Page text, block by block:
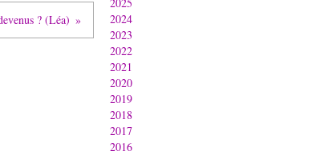
? (Léa)
2024
2023
2022
2021
2020
2019
2018
2017
2016